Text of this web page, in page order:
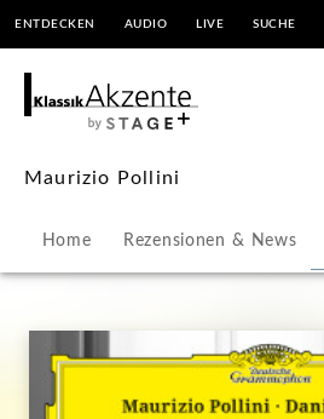
Maurizio
Pollini
KlassikAkzente
by
STAGE+
ENTDECKEN AUDIO LIVE SUCHE
Maurizio Pollini
Home Rezensionen & News